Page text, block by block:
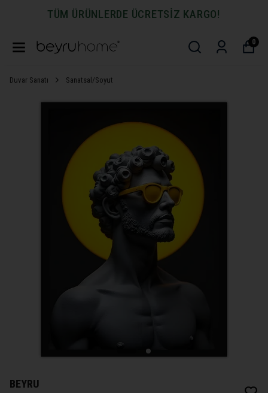
TÜM ÜRÜNLERDE ÜCRETSİZ KARGO!
0
Duvar Sanatı Sanatsal/Soyut
BEYRU